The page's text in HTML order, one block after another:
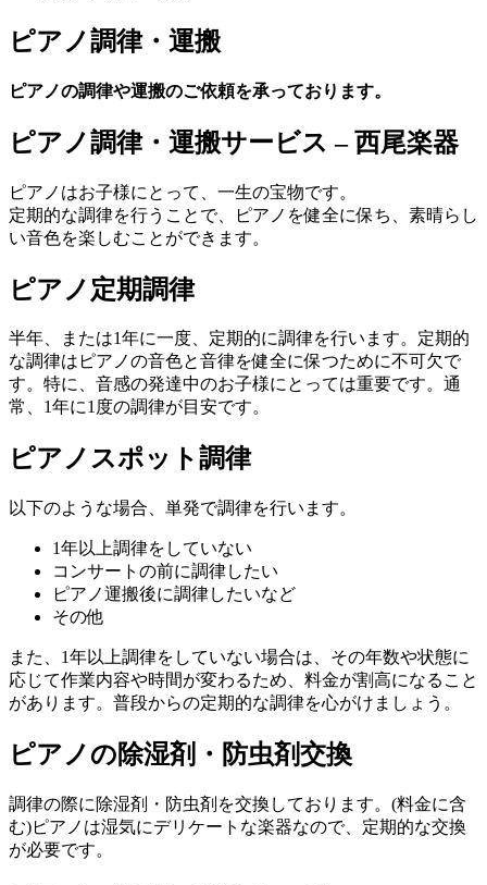
ピアノ調律・運搬
ピアノの調律や運搬のご依頼を承っております。
ピアノ調律・運搬サービス – 西尾楽器
ピアノはお子様にとって、一生の宝物です。
定期的な調律を行うことで、ピアノを健全に保ち、素晴らし
い音色を楽しむことができます。
ピアノ定期調律
半年、または1年に一度、定期的に調律を行います。定期的
な調律はピアノの音色と音律を健全に保つために不可欠で
す。特に、音感の発達中のお子様にとっては重要です。通
常、1年に1度の調律が目安です。
ピアノスポット調律
以下のような場合、単発で調律を行います。
​1年以上調律をしていない
コンサートの前に調律したい
ピアノ運搬後に調律したいなど
​その他
また、1年以上調律をしていない場合は、その年数や状態に
応じて作業内容や時間が変わるため、料金が割高になること
があります。普段からの定期的な調律を心がけましょう。
ピアノの除湿剤・防虫剤交換
調律の際に除湿剤・防虫剤を交換しております。(料金に含
む)ピアノは湿気にデリケートな楽器なので、定期的な交換
が必要です。